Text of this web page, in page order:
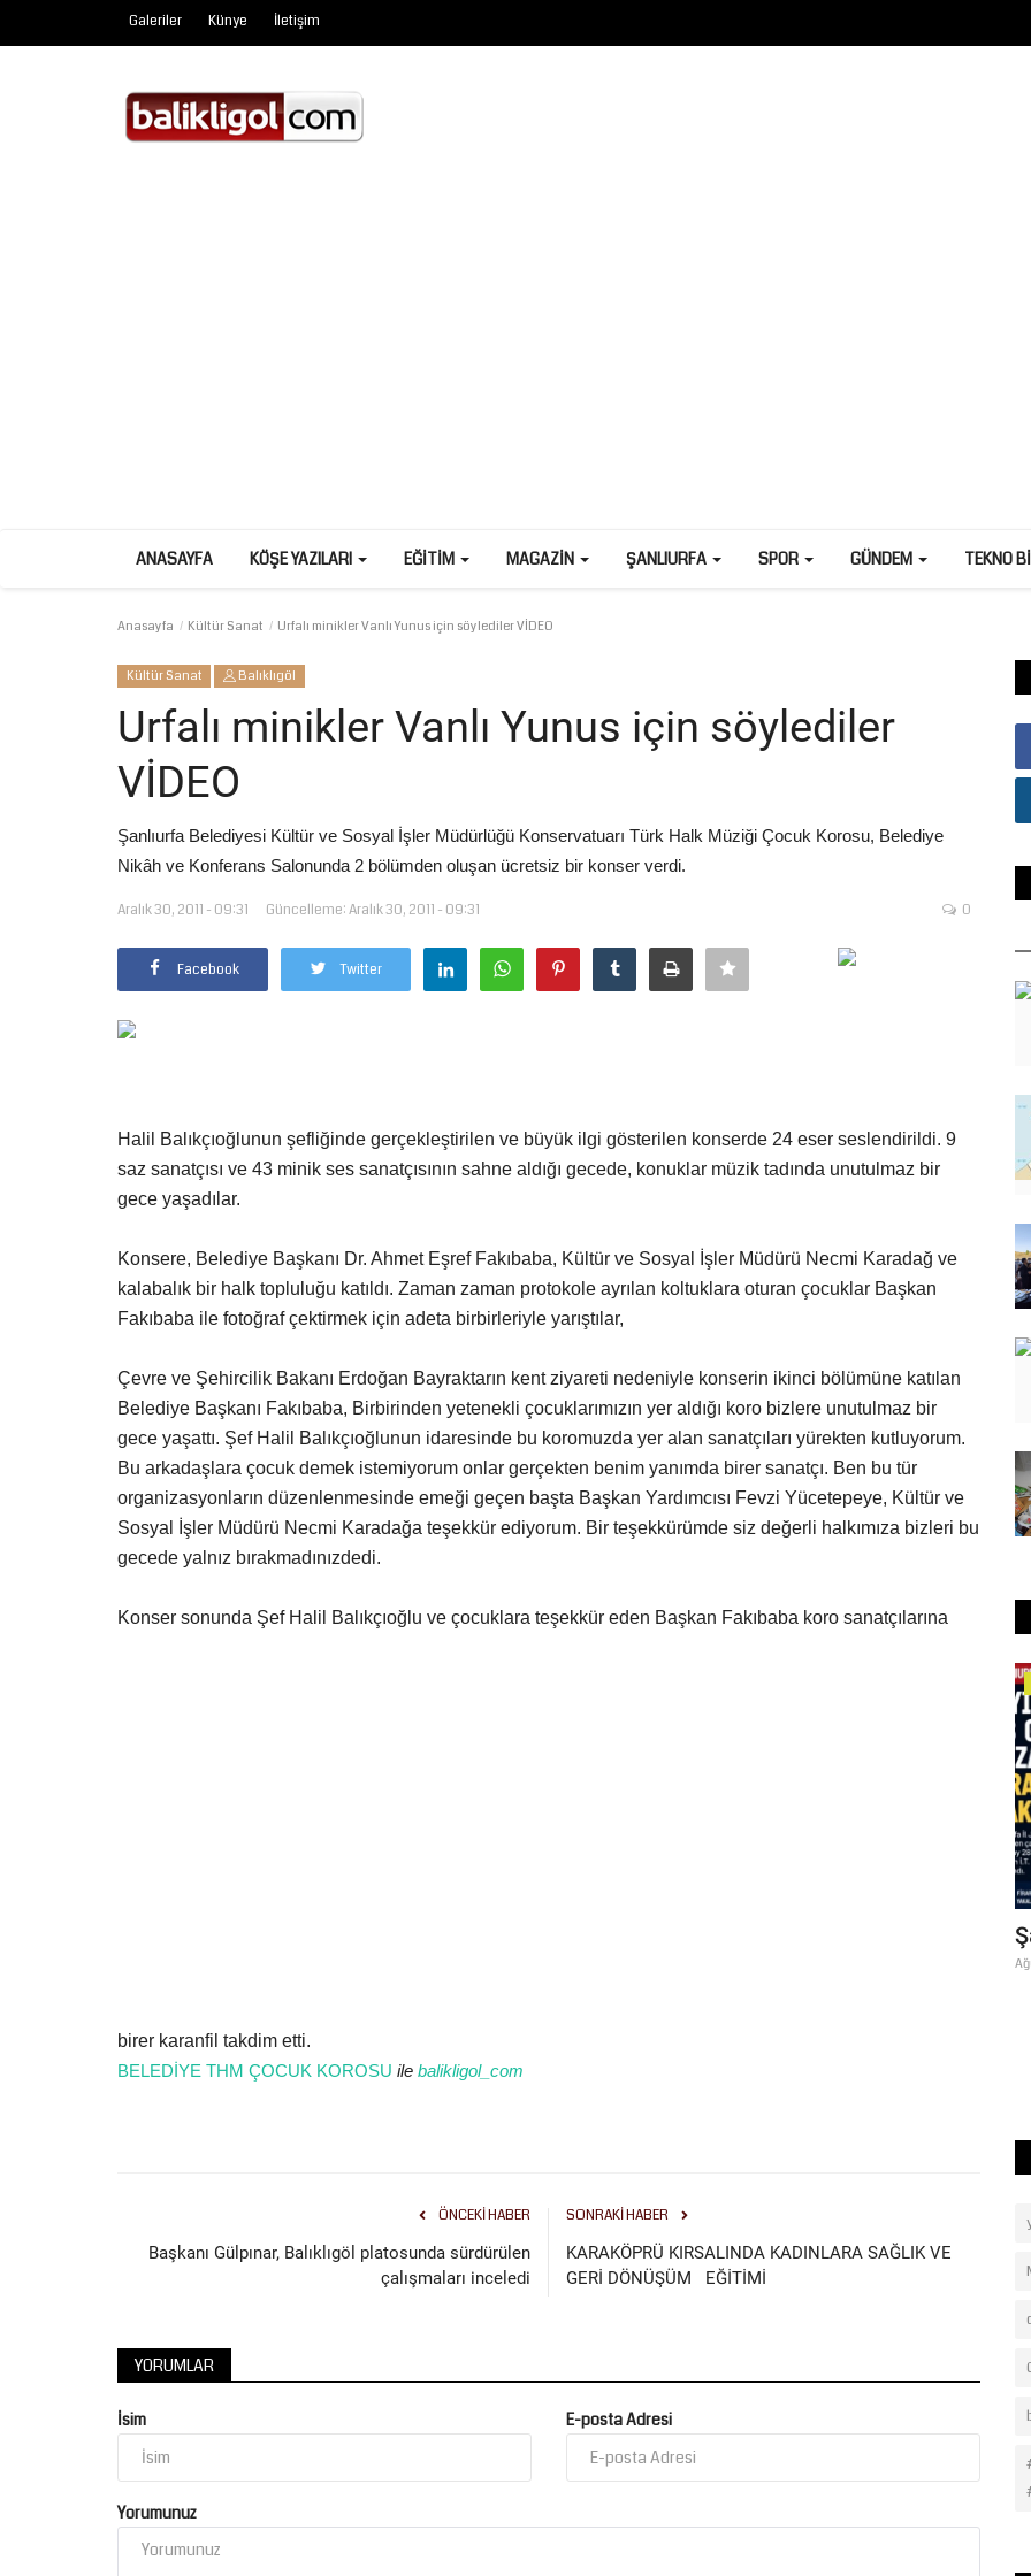
Galeriler Künye İletişim
ANASAYFA KÖŞE YAZILARI EĞITIM MAGAZIN ŞANLIURFA SPOR GÜNDEM TEKNO
Anasayfa Kültür Sanat Urfalı minikler Vanlı Yunus için söylediler VİDEO
Kültür Sanat Balıklıgöl
Urfalı minikler Vanlı Yunus için söylediler
VİDEO
Şanlıurfa Belediyesi Kültür ve Sosyal İşler Müdürlüğü Konservatuarı Türk Halk Müziği Çocuk Korosu, Belediye
Nikâh ve Konferans Salonunda 2 bölümden oluşan ücretsiz bir konser verdi.
Aralık 30, 2011 - 09:31 Güncelleme: Aralık 30, 2011 - 09:31 0
Facebook Twitter
Halil Balıkçıoğlunun şefliğinde gerçekleştirilen ve büyük ilgi gösterilen konserde 24 eser seslendirildi. 9
saz sanatçısı ve 43 minik ses sanatçısının sahne aldığı gecede, konuklar müzik tadında unutulmaz bir
gece yaşadılar.
Konsere, Belediye Başkanı Dr. Ahmet Eşref Fakıbaba, Kültür ve Sosyal İşler Müdürü Necmi Karadağ ve
kalabalık bir halk topluluğu katıldı. Zaman zaman protokole ayrılan koltuklara oturan çocuklar Başkan
Fakıbaba ile fotoğraf çektirmek için adeta birbirleriyle yarıştılar,
Çevre ve Şehircilik Bakanı Erdoğan Bayraktarın kent ziyareti nedeniyle konserin ikinci bölümüne katılan
Belediye Başkanı Fakıbaba, Birbirinden yetenekli çocuklarımızın yer aldığı koro bizlere unutulmaz bir
gece yaşattı. Şef Halil Balıkçıoğlunun idaresinde bu koromuzda yer alan sanatçıları yürekten kutluyorum.
Bu arkadaşlara çocuk demek istemiyorum onlar gerçekten benim yanımda birer sanatçı. Ben bu tür
organizasyonların düzenlenmesinde emeği geçen başta Başkan Yardımcısı Fevzi Yücetepeye, Kültür ve
Sosyal İşler Müdürü Necmi Karadağa teşekkür ediyorum. Bir teşekkürümde siz değerli halkımıza bizleri bu
gecede yalnız bırakmadınızdedi.
Konser sonunda Şef Halil Balıkçıoğlu ve çocuklara teşekkür eden Başkan Fakıbaba koro sanatçılarına
birer karanfil takdim etti.
BELEDİYE THM ÇOCUK KOROSU ile balikligol_com
ÖNCEKI HABER
Başkanı Gülpınar, Balıklıgöl platosunda sürdürülen
çalışmaları inceledi
SONRAKI HABER
KARAKÖPRÜ KIRSALINDA KADINLARA SAĞLIK VE
GERİ DÖNÜŞÜM EĞİTİMİ
YORUMLAR
İsim E-posta Adresi
Yorumunuz
Başkanlığı, Akçakale...